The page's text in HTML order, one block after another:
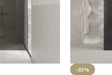
-23%